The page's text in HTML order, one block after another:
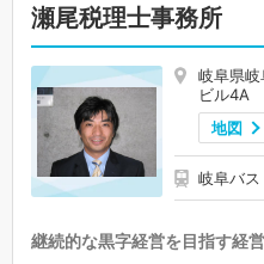
瀬尾税理士事務所
岐阜県
ビル4A
地図
岐阜バ
継続的な黒字経営を目指す経